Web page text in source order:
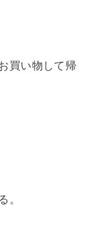
買い物して帰
。